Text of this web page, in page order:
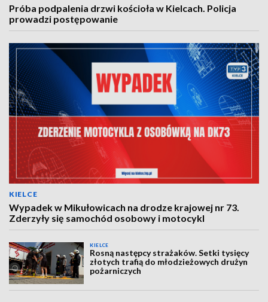
Próba podpalenia drzwi kościoła w Kielcach. Policja
prowadzi postępowanie
KIELCE
Wypadek w Mikułowicach na drodze krajowej nr 73.
Zderzyły się samochód osobowy i motocykl
KIELCE
Rosną następcy strażaków. Setki tysięcy
złotych trafią do młodzieżowych drużyn
pożarniczych